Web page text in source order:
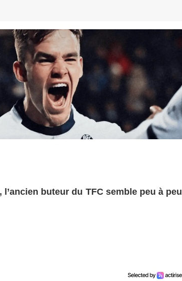
buteur du TFC semble peu à peu